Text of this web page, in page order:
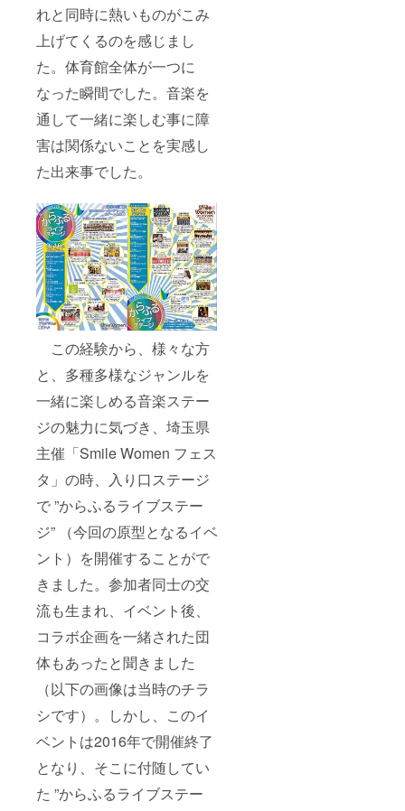
れと同時に熱いものがこみ
上げてくるのを感じまし
た。体育館全体が一つに
なった瞬間でした。音楽を
通して一緒に楽しむ事に障
害は関係ないことを実感し
た出来事でした。
この経験から、様々な方
と、多種多様なジャンルを
一緒に楽しめる音楽ステー
ジの魅力に気づき、埼玉県
主催「Smile Women フェス
タ」の時、入り口ステージ
で ”からふるライブステー
ジ” （今回の原型となるイベ
ント）を開催することがで
きました。参加者同士の交
流も生まれ、イベント後、
コラボ企画を一緒された団
体もあったと聞きました
（以下の画像は当時のチラ
シです）。しかし、このイ
ベントは2016年で開催終了
となり、そこに付随してい
た ”からふるライブステー